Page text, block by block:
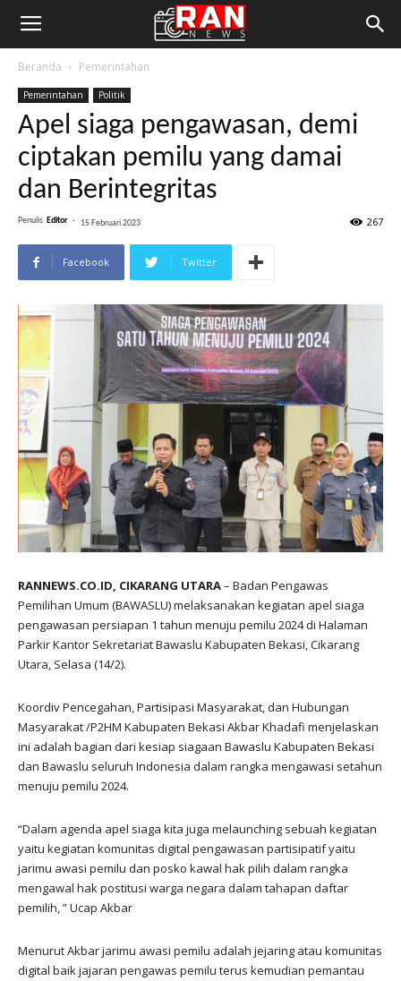
Beranda Pemerintahan
Pemerintahan Politik
Apel siaga pengawasan, demi
ciptakan pemilu yang damai
dan Berintegritas
Penulis Editor - 15 Februari 2023 267
Facebook Twitter
RANNEWS.CO.ID, CIKARANG UTARA– Badan Pengawas
Pemilihan Umum (BAWASLU) melaksanakan kegiatan apel siaga
pengawasan persiapan 1 tahun menuju pemilu 2024 di Halaman
Parkir Kantor Sekretariat Bawaslu Kabupaten Bekasi, Cikarang
Utara, Selasa (14/2).
Koordiv Pencegahan, Partisipasi Masyarakat, dan Hubungan
Masyarakat /P2HM Kabupaten Bekasi Akbar Khadafi menjelaskan
ini adalah bagian dari kesiap siagaan Bawaslu Kabupaten Bekasi
dan Bawaslu seluruh Indonesia dalam rangka mengawasi setahun
menuju pemilu 2024.
“Dalam agenda apel siaga kita juga melaunching sebuah kegiatan
yaitu kegiatan komunitas digital pengawasan partisipatif yaitu
jarimu awasi pemilu dan posko kawal hak pilih dalam rangka
mengawal hak postitusi warga negara dalam tahapan daftar
pemilih, ” Ucap Akbar
Menurut Akbar jarimu awasi pemilu adalah jejaring atau komunitas
digital baik jajaran pengawas pemilu terus kemudian pemantau